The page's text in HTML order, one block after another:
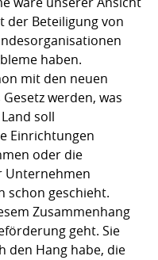
der Beteiligung von
haben.
mit den neuen
werden, was
soll
Einrichtungen
oder die
Unternehmen
schon geschieht.
Zusammenhang
geht. Sie
den Hang habe, die